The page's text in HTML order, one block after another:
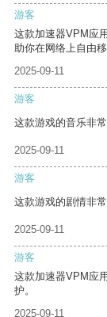
游客
这款加速器VPM应
助你在网络上自由移
2025-09-11
游客
这款游戏的音乐非
2025-09-11
游客
这款游戏的剧情非
2025-09-11
游客
这款加速器VPM应
护。
2025-09-11